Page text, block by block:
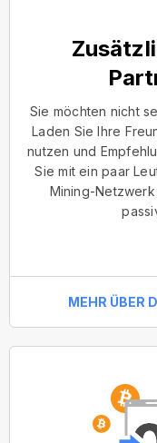
Sie möchten nicht
Laden Sie Ihre
nutzen und
Sie mit ein paar
Mining-
MEHR ÜBER